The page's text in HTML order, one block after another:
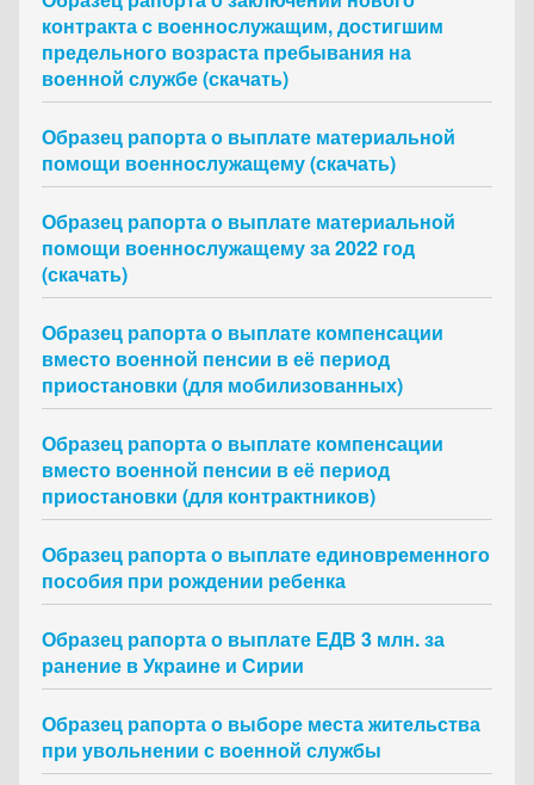
контракта с военнослужащим, достигшим
предельного возраста пребывания на
военной службе (скачать)
Образец рапорта о выплате материальной
помощи военнослужащему (скачать)
Образец рапорта о выплате материальной
помощи военнослужащему за 2022 год
(скачать)
Образец рапорта о выплате компенсации
вместо военной пенсии в её период
приостановки (для мобилизованных)
Образец рапорта о выплате компенсации
вместо военной пенсии в её период
приостановки (для контрактников)
Образец рапорта о выплате единовременного
пособия при рождении ребенка
Образец рапорта о выплате ЕДВ 3 млн. за
ранение в Украине и Сирии
Образец рапорта о выборе места жительства
при увольнении с военной службы